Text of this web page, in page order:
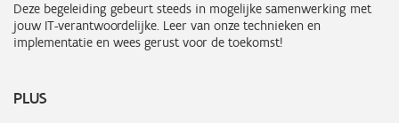
Deze begeleiding gebeurt steeds in mogelijke samenwerking met
jouw IT-verantwoordelijke. Leer van onze technieken en
implementatie en wees gerust voor de toekomst!
PLUS